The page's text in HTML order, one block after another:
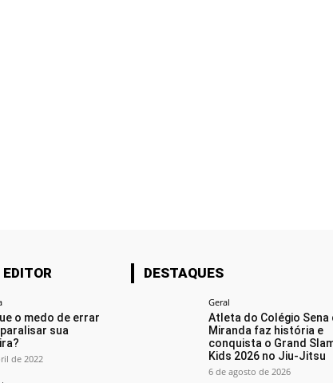
o medo de errar
sua
de 2022
DESTAQUES
Geral
Atleta do Colégio Sena
Miranda faz história e
conquista o Grand
Kids 2026 no Jiu-Jitsu
6 de agosto de 2026